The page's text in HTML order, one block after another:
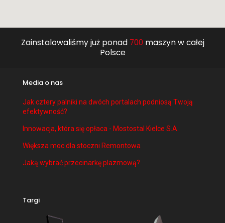
Zainstalowaliśmy już ponad 700 maszyn w całej
Polsce
Media o nas
Jak cztery palniki na dwóch portalach podniosą Twoją
efektywność?
Innowacja, która się opłaca - Mostostal Kielce S.A.
Większa moc dla stoczni Remontowa
Jaką wybrać przecinarkę plazmową?
Targi